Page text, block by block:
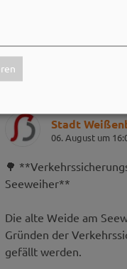
Stadt
06. August um
🌳
Seeweiher**
Die alte Weide am
Gründen der
gefällt werden.